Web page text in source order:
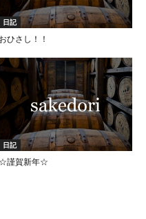
日記
おひさし！！
日記
☆謹賀新年☆